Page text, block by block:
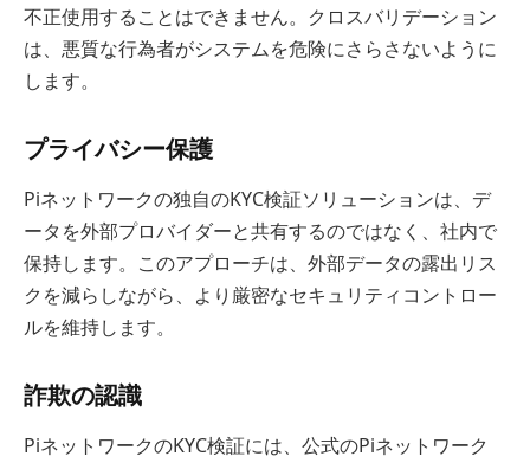
不正使用することはできません。クロスバリデーション
は、悪質な行為者がシステムを危険にさらさないように
します。
プライバシー保護
Piネットワークの独自のKYC検証ソリューションは、デ
ータを外部プロバイダーと共有するのではなく、社内で
保持します。このアプローチは、外部データの露出リス
クを減らしながら、より厳密なセキュリティコントロー
ルを維持します。
詐欺の認識
PiネットワークのKYC検証には、公式のPiネットワーク